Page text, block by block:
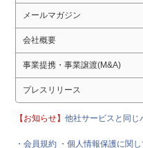
メールマガジン
会社概要
事業提携・事業譲渡(M&A)
プレスリリース
【お知らせ】他社サービスと同じ
・会員規約 ・個人情報保護に関し